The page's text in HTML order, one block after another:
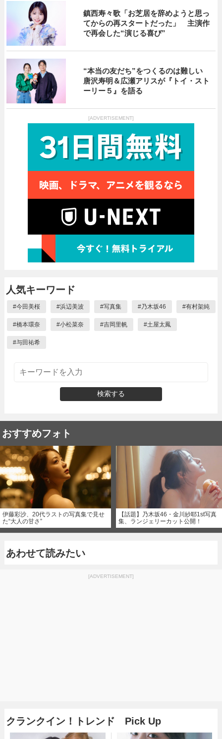
鎮西寿々歌「お芝居を辞めようと思っ
てからの再スタートだった」 主演作
で再会した“演じる喜び”
“本当の友だち”をつくるのは難しい
唐沢寿明＆広瀬アリスが『トイ・スト
ーリー５』を語る
[ADVERTISEMENT]
人気キーワード
#今田美桜 #浜辺美波 #写真集 #乃木坂46 #有村架純
#橋本環奈 #小松菜奈 #吉岡里帆 #土屋太鳳
#与田祐希
検索する
おすすめフォト
伊藤彩沙、20代ラストの写真集で見せ
た“大人の甘さ”
【話題】乃木坂46・金川紗耶1st写真
集、ランジェリーカット公開！
あわせて読みたい
[ADVERTISEMENT]
クランクイン！トレンド Pick Up